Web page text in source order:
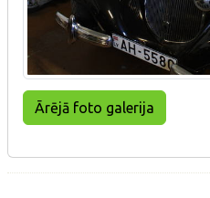
Ārējā foto galerija